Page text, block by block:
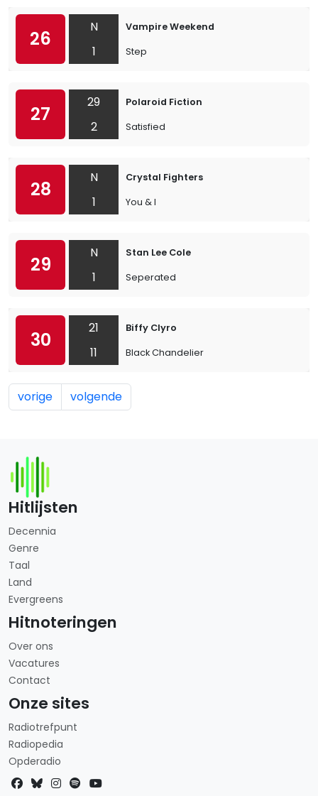
26
N
1
Vampire Weekend
Step
27
29
2
Polaroid Fiction
Satisfied
28
N
1
Crystal Fighters
You & I
29
N
1
Stan Lee Cole
Seperated
30
21
11
Biffy Clyro
Black Chandelier
vorige volgende
Hitlijsten
Decennia
Genre
Taal
Land
Evergreens
Hitnoteringen
Over ons
Vacatures
Contact
Onze sites
Radiotrefpunt
Radiopedia
Opderadio